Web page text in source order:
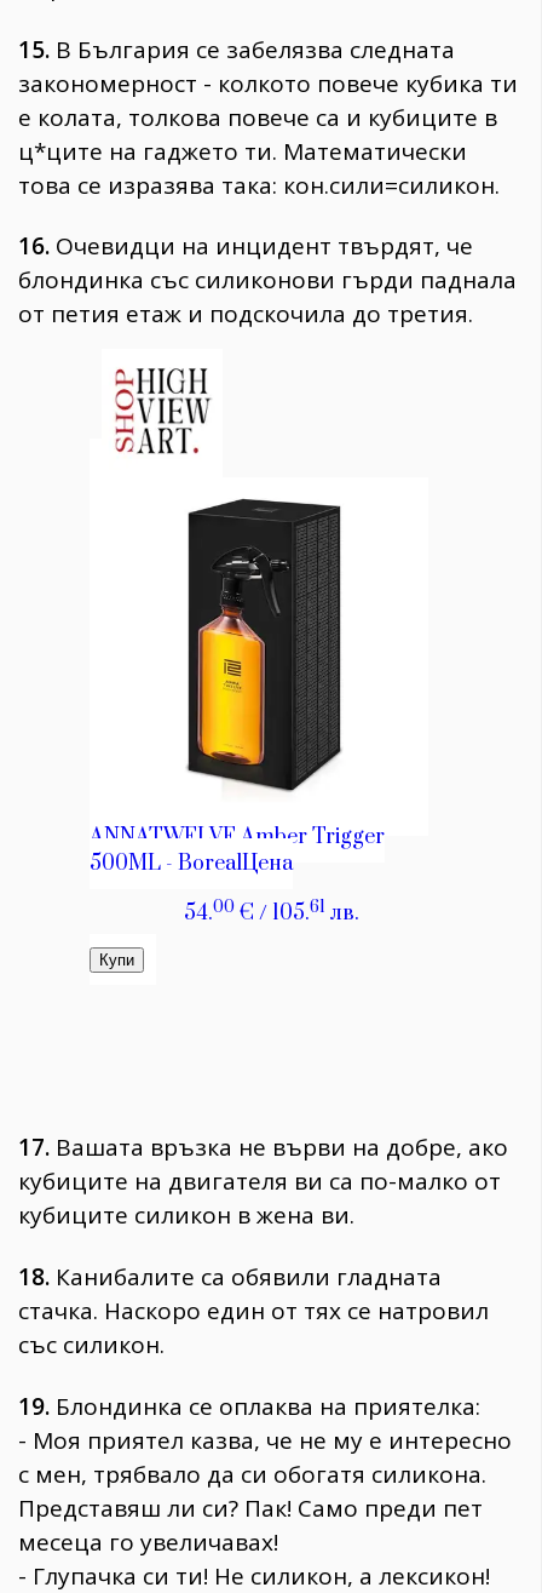
15. В България се забелязва следната
закономерност - колкото повече кубика ти
е колата, толкова повече са и кубиците в
ц*ците на гаджето ти. Математически
това се изразява така: кон.сили=силикон.
16. Очевидци на инцидент твърдят, че
блондинка със силиконови гърди паднала
от петия етаж и подскочила до третия.
17. Вашата връзка не върви на добре, ако
кубиците на двигателя ви са по-малко от
кубиците силикон в жена ви.
18. Канибалите са обявили гладната
стачка. Наскоро един от тях се натровил
със силикон.
19. Блондинка се оплаква на приятелка:
- Моя приятел казва, че не му е интересно
с мен, трябвало да си обогатя силикона.
Представяш ли си? Пак! Само преди пет
месеца го увеличавах!
- Глупачка си ти! Не силикон, а лексикон!